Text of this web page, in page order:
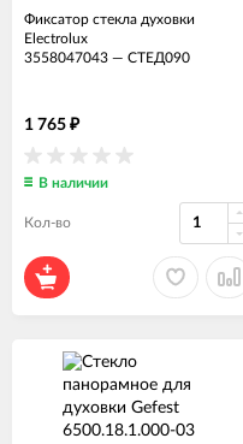
Фиксатор стекла духовки
Electrolux
3558047043 — СТЕД090
1 765 ₽
В наличии
Кол-во